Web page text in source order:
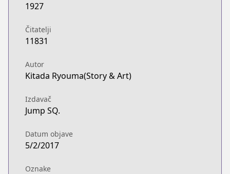
1927
Čitatelji
11831
Autor
Kitada Ryouma(Story & Art)
Izdavač
Jump SQ.
Datum objave
5/2/2017
Oznake